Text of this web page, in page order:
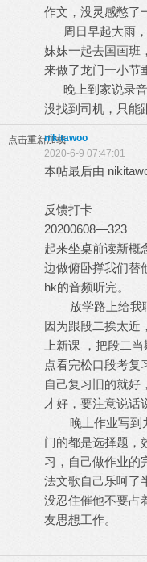
作文，没灵感憋了
周日早起大雨，
妹妹一起去国画班
来做了龙门一小节
晚上到家说录音
没找到司机，只能
点击重新加载nikitawoo
2020-6-9 07:47:01
本帖最后由
反馈打卡
20200608—323
起来坐桌前读新概
边做俯卧撑我们替
hk的音频听完。
放学路上给我聊
因为跟段二挨太近
上新课 ，把段二
点看完松口段考复
自己复习旧的就好
才好，要注意说话
晚上作业写到九
门的都是选择题，
习，自己做作业的
法文歌自己乐呵了
没忍住催他不要占
友思想工作。